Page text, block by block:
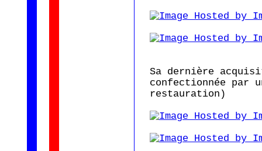
Sa dernière
confectionnée par
restauration)